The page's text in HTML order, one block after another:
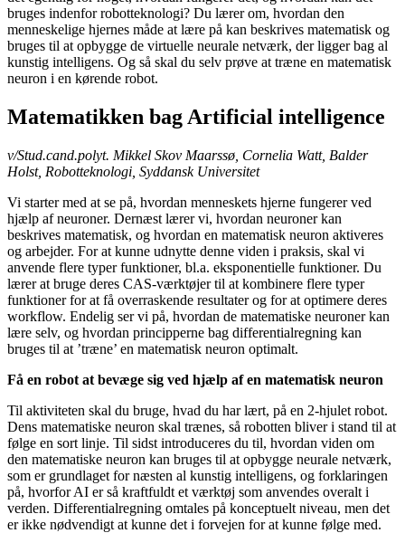
bruges indenfor robotteknologi? Du lærer om, hvordan den
menneskelige hjernes måde at lære på kan beskrives matematisk og
bruges til at opbygge de virtuelle neurale netværk, der ligger bag al
kunstig intelligens. Og så skal du selv prøve at træne en matematisk
neuron i en kørende robot.
Matematikken bag Artificial intelligence
v/Stud.cand.polyt. Mikkel Skov Maarssø, Cornelia Watt, Balder
Holst, Robotteknologi, Syddansk Universitet
Vi starter med at se på, hvordan menneskets hjerne fungerer ved
hjælp af neuroner. Dernæst lærer vi, hvordan neuroner kan
beskrives matematisk, og hvordan en matematisk neuron aktiveres
og arbejder. For at kunne udnytte denne viden i praksis, skal vi
anvende flere typer funktioner, bl.a. eksponentielle funktioner. Du
lærer at bruge deres CAS-værktøjer til at kombinere flere typer
funktioner for at få overraskende resultater og for at optimere deres
workflow. Endelig ser vi på, hvordan de matematiske neuroner kan
lære selv, og hvordan principperne bag differentialregning kan
bruges til at ’træne’ en matematisk neuron optimalt.
Få en robot at bevæge sig ved hjælp af en matematisk neuron
Til aktiviteten skal du bruge, hvad du har lært, på en 2-hjulet robot.
Dens matematiske neuron skal trænes, så robotten bliver i stand til at
følge en sort linje. Til sidst introduceres du til, hvordan viden om
den matematiske neuron kan bruges til at opbygge neurale netværk,
som er grundlaget for næsten al kunstig intelligens, og forklaringen
på, hvorfor AI er så kraftfuldt et værktøj som anvendes overalt i
verden. Differentialregning omtales på konceptuelt niveau, men det
er ikke nødvendigt at kunne det i forvejen for at kunne følge med.